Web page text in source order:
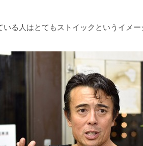
いる人はとてもストイックというイメ